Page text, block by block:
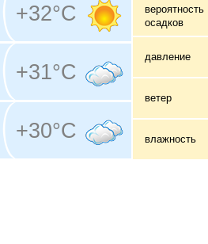
+32°C
+31°C
+30°C
вероятность
осадков
давление
ветер
влажность